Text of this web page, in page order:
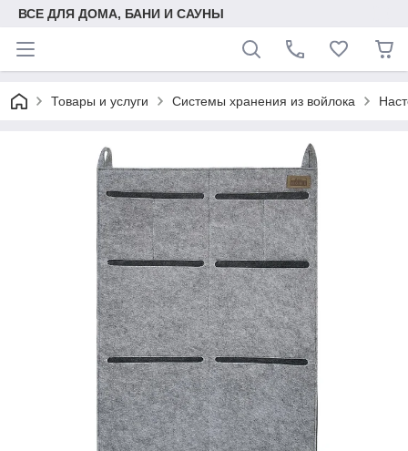
ВСЕ ДЛЯ ДОМА, БАНИ И САУНЫ
Товары и услуги Системы хранения из войлока